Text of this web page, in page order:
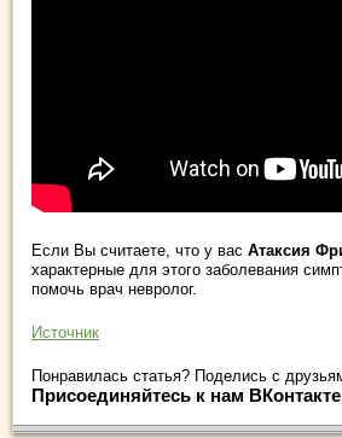
Если Вы считаете, что у вас Атаксия
характерные для этого заболевания
помочь врач невролог.
Источник
Понравилась статья? Поделись с
Присоединяйтесь к нам